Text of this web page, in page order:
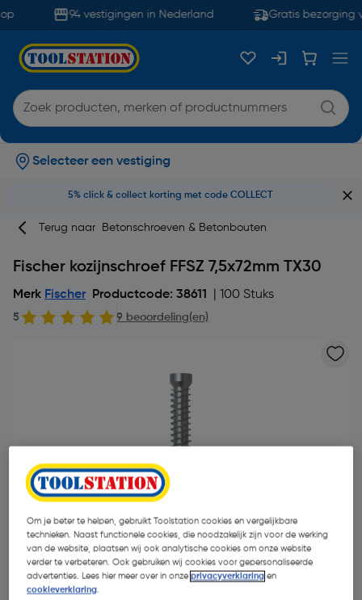
94 vestigingen in Nederland Gratis bezorging
Selecteer een vestiging
5% click & collect korting met code COLLECT
Terug naar Betonschroeven & Betonbouten
Fischer kozijnschroef FFSZ 7,5x72mm TX30
Merk Fischer Productcode: 38611 | 100 Stuks
5 9 beoordeling(en)
Om je beter te helpen, gebruikt Toolstation cookies en vergelijkbare
technieken. Naast functionele cookies, die noodzakelijk zijn voor de werking
van de website, plaatsen wij ook analytische cookies om onze website
verder te verbeteren. Ook gebruiken wij cookies voor gepersonaliseerde
advertenties. Lees hier meer over in onzeprivacyverklaring en
cookieverklaring.